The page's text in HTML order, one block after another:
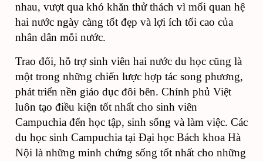
nhau, vượt qua khó khăn thử thách vì mối quan hệ
hai nước ngày càng tốt đẹp và lợi ích tối cao của
nhân dân mỗi nước.
Trao đổi, hỗ trợ sinh viên hai nước du học cũng là
một trong những chiến lược hợp tác song phương,
phát triển nền giáo dục đôi bên. Chính phủ Việt
luôn tạo điều kiện tốt nhất cho sinh viên
Campuchia đến học tập, sinh sống và làm việc. Các
du học sinh Campuchia tại Đại học Bách khoa Hà
Nội là những minh chứng sống tốt nhất cho những